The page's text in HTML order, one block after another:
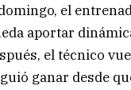
el
aportar
el técnico
ganar desde